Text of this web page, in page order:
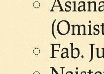
Fab.